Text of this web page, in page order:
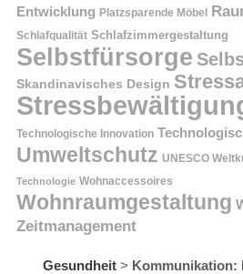
Entwicklung Platzsparende Möbel
Schlafqualität Schlafzimmergestaltung
Selbstfürsorge
Skandinavisches Design
Technologische Innovation
Umweltschutz UNESCO
Technologie Wohnaccessoires
Wohnraumgestaltung
Zeitmanagement
Gesundheit > Kommunikation: